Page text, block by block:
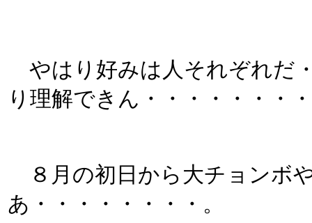
やはり好みは人それぞれだ
り理解できん・・・・・・・
８月の初日から大チョンボ
あ・・・・・・・・。